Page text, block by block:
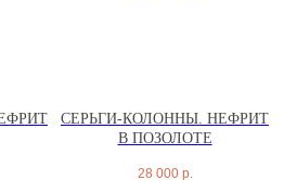
СЕРЬГИ-КОЛОННЫ. НЕФРИТ
В ПОЗОЛОТЕ
28 000 р.